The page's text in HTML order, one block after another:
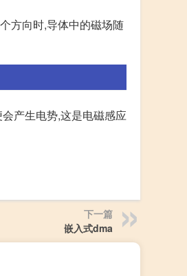
方向时,导体中的磁场随
产生电势,这是电磁感应
下一篇
嵌入式dma